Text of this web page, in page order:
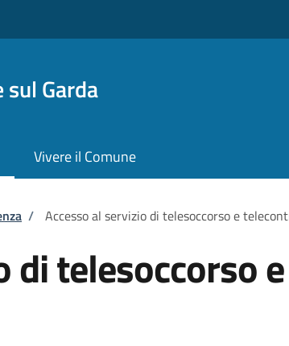
sul Garda
Vivere il Comune
/ Accesso al servizio di telesoccorso e
di telesoccorso e